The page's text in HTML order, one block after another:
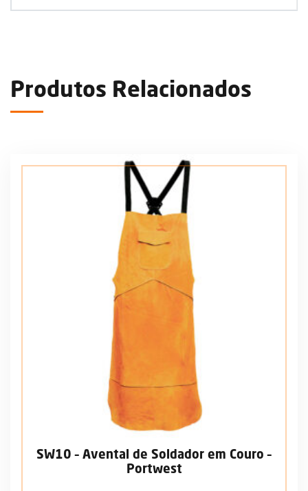
Produtos Relacionados
SW10 – Avental de Soldador em Couro –
Portwest